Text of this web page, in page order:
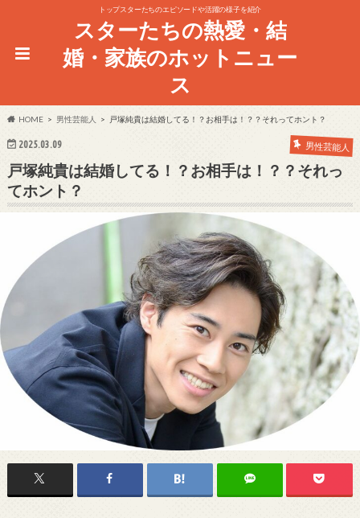
トップスターたちのエピソードや活躍の様子を紹介
スターたちの熱愛・結
婚・家族のホットニュー
ス
HOME 男性芸能人 戸塚純貴は結婚してる！？お相手は！？？それってホント？
2025.03.09 男性芸能人
戸塚純貴は結婚してる！？お相手は！？？それっ
てホント？